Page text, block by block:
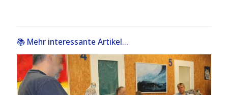
📚 Mehr interessante Artikel...